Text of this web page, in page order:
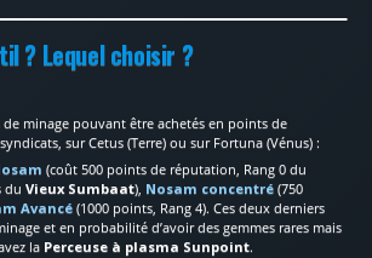
? Lequel choisir ?
minage pouvant être achetés en points de
sur Cetus (Terre) ou sur Fortuna (Vénus) :
(coût 500 points de réputation, Rang 0 du
duVieux Sumbaat), Nosam concentré (750
Avancé(1000 points, Rang 4). Ces deux derniers
et en probabilité d’avoir des gemmes rares mais
la Perceuse à plasma Sunpoint.